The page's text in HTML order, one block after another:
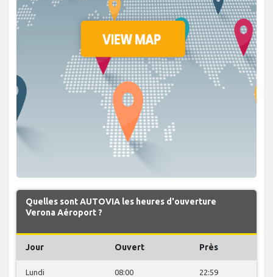
Quelles sont AUTOVIA les heures d'ouverture
Verona Aéroport ?
Jour Ouvert Près
Lundi 08:00 22:59